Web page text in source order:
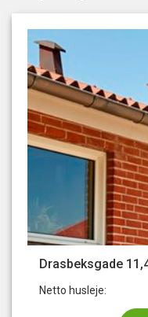
Drasbeksgade
Netto husleje: